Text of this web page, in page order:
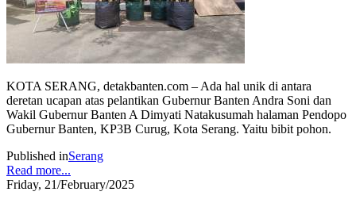
KOTA SERANG, detakbanten.com – Ada hal unik di antara
deretan ucapan atas pelantikan Gubernur Banten Andra Soni dan
Wakil Gubernur Banten A Dimyati Natakusumah halaman Pendopo
Gubernur Banten, KP3B Curug, Kota Serang. Yaitu bibit pohon.
Published inSerang
Read more...
Friday, 21/February/2025